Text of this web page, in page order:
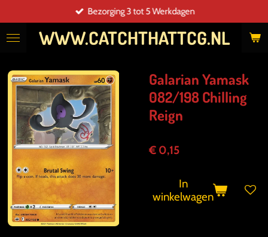
direct
naar
WWW.CATCHTHATTCG.NL
Bezorging 3 tot 5 Werkdagen
Galarian Yamask
082/198 Chilling
Reign
€ 0,15
In
winkelwagen